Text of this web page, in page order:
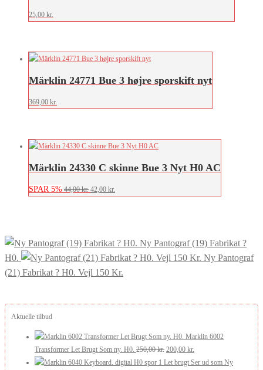
25,00 kr.
Märklin 24771 Bue 3 højre sporskift nyt
369,00 kr.
Märklin 24330 C skinne Bue 3 Nyt H0 AC
SPAR 5% 44,00kr. Den
44,00 kr..
42,00 kr.
42,00 kr..Ny Pantograf (19) Fabrikat ?
H0.
Ny Pantograf
(21) Fabrikat ? H0. Vejl 150 Kr.
Aktuelle tilbud
Marklin 6002
Transformer Let Brugt Som ny. H0. 250,00kr. Den
oprindelige
200,00 kr.
aktuelle